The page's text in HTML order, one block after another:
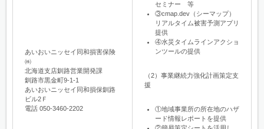
あいおいニッセイ同和損害保険
㈱
北海道支店釧路営業開発課
釧路市黒金町9-1-1
あいおいニッセイ同和損保釧路
ビル2Ｆ
電話 050-3460-2202
セミナー 等
③cmap.dev（シーマップ）
リアルタイム被害予測アプリ
提供
④水災タイムラインアクショ
ンツールの提供
（2）事業継続力強化計画策定支
援
①地域事業所の所在地のハザ
ード情報レポートを提供